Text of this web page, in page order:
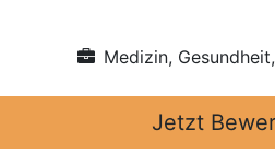
Medizin,
Jetzt